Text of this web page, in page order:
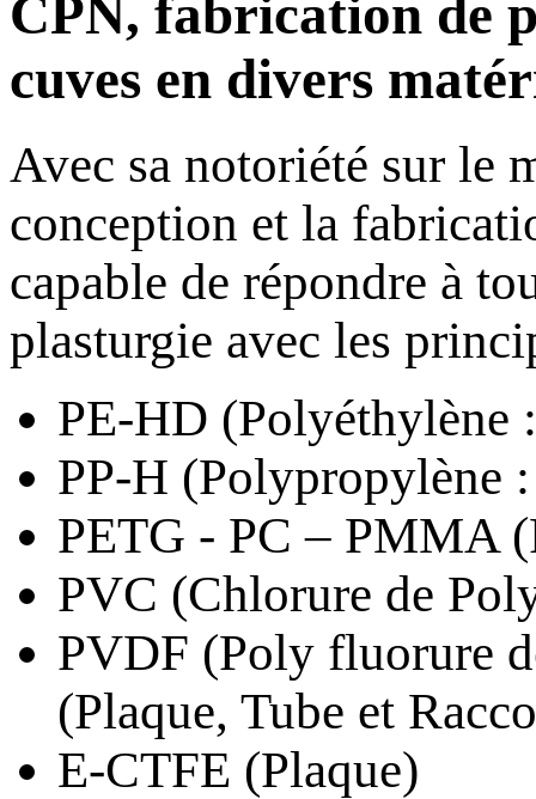
CPN, fabrication de
cuves en divers
Avec sa notoriété sur le
conception et la
capable de répondre à
plasturgie avec les
PE-HD (Polyéthylène
PP-H (Polypropylène
PETG - PC – PMMA
PVC (Chlorure de
PVDF (Poly fluorure
(Plaque, Tube et
E-CTFE (Plaque)